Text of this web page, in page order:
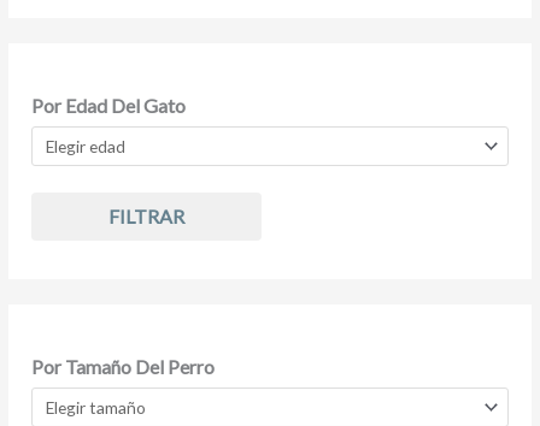
Por Edad Del Gato
FILTRAR
Por Tamaño Del Perro